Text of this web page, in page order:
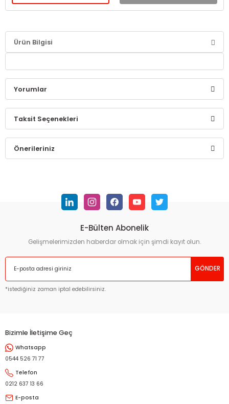
Ürün Bilgisi
Yorumlar
Bu ürüne ilk yorumu siz yapın!
Yorum Yaz
Taksit Seçenekleri
Önerileriniz
kullanarak tarafımıza iletebilirsiniz.
Görüş ve önerileriniz için teşekkür ederiz.
Ürün resmi kalitesiz, bozuk veya görüntülenemiyor.
Ürün açıklamasında eksik bilgiler bulunuyor.
Ürün bilgilerinde hatalar bulunuyor.
Ürün fiyatı diğer sitelerden daha pahalı.
E-Bülten Abonelik
Gelişmelerimizden haberdar olmak için şimdi kayıt olun.
GÖNDER
*istediğiniz zaman iptal edebilirsiniz.
Bizimle İletişime Geç
Whatsapp
0544 526 71 77
Telefon
0212 637 13 66
E-posta